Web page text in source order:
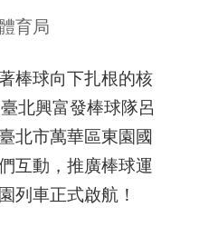
育局
棒球向下扎根的核
北興富發棒球隊呂
北市萬華區東園國
互動，推廣棒球運
列車正式啟航！